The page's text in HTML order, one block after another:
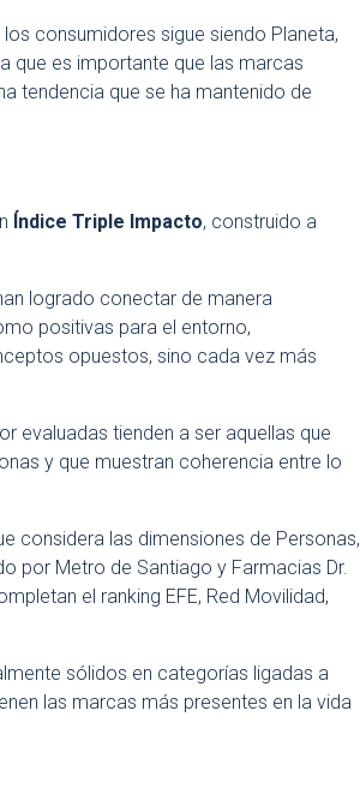
consumidores sigue siendo Planeta,
que es importante que las marcas
tendencia que se ha mantenido de
Índice Triple Impacto, construido a
logrado conectar de manera
positivas para el entorno,
opuestos, sino cada vez más
evaluadas tienden a ser aquellas que
y que muestran coherencia entre lo
considera las dimensiones de Personas,
por Metro de Santiago y Farmacias Dr.
el ranking EFE, Red Movilidad,
sólidos en categorías ligadas a
las marcas más presentes en la vida